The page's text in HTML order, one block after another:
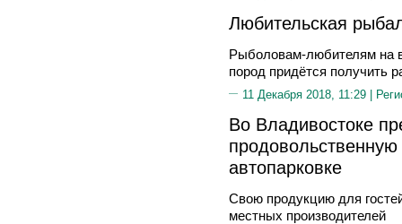
Любительская
Рыболовам-любителям на
пород придётся получить
11 Декабря 2018, 11:29 |
Во Владивостоке
автопарковке
Свою продукцию для
местных производителей